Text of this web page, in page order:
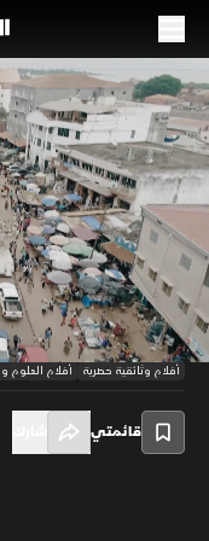
مصير المدينة
51:53 تكنولوجيا
تشبه المدينة كائناً حياً،
دماغ وأيدٍ تقوم بالكثير من
ستموت. في هذا الوثائقي،
وكيف يمكننا التأقلم مع
أفلام وثائقية حصرية أفلام العلوم
قائمتي